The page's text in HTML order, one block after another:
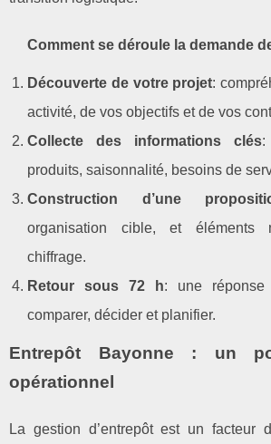
Comment se déroule la demande
Découverte de votre projet:
activité, de vos objectifs et de vos
Collecte des informations clés:
produits, saisonnalité, besoins de
Construction d’une
organisation cible, et éléments
chiffrage.
Retour sous 72 h: une réponse
comparer, décider et planifier.
Entrepôt Bayonne : un
opérationnel
La gestion d’entrepôt est un facteur